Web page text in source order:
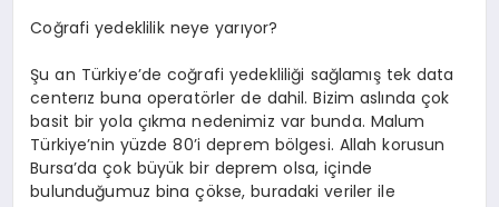
Coğrafi yedeklilik neye yarıyor?
Şu an Türkiye’de coğrafi yedekliliği sağlamış tek data
centerız buna operatörler de dahil. Bizim aslında çok
basit bir yola çıkma nedenimiz var bunda. Malum
Türkiye’nin yüzde 80’i deprem bölgesi. Allah korusun
Bursa’da çok büyük bir deprem olsa, içinde
bulunduğumuz bina çökse, buradaki veriler ile